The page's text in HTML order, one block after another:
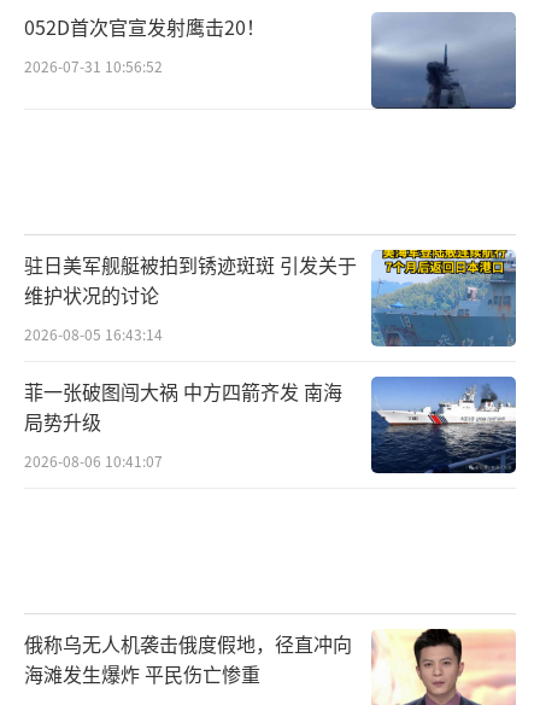
052D首次官宣发射鹰击20！
2026-07-31 10:56:52
驻日美军舰艇被拍到锈迹斑斑 引发关于
维护状况的讨论
2026-08-05 16:43:14
菲一张破图闯大祸 中方四箭齐发 南海
局势升级
2026-08-06 10:41:07
俄称乌无人机袭击俄度假地，径直冲向
海滩发生爆炸 平民伤亡惨重